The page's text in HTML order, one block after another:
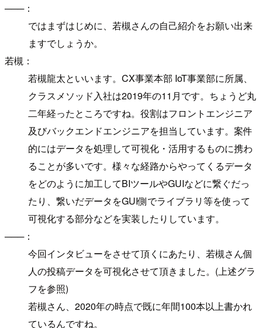
───：
ではまずはじめに、若槻さんの自己紹介をお願い出来
ますでしょうか。
若槻：
若槻龍太といいます。CX事業本部 IoT事業部に所属、
クラスメソッド入社は2019年の11月です。ちょうど丸
二年経ったところですね。役割はフロントエンジニア
及びバックエンドエンジニアを担当しています。案件
的にはデータを処理して可視化・活用するものに携わ
ることが多いです。様々な経路からやってくるデータ
をどのように加工してBIツールやGUIなどに繋ぐだっ
たり、繋いだデータをGUI側でライブラリ等を使って
可視化する部分などを実装したりしています。
───：
今回インタビューをさせて頂くにあたり、若槻さん個
人の投稿データを可視化させて頂きました。(上述グラ
フを参照)
若槻さん、2020年の時点で既に年間100本以上書かれ
ているんですね。